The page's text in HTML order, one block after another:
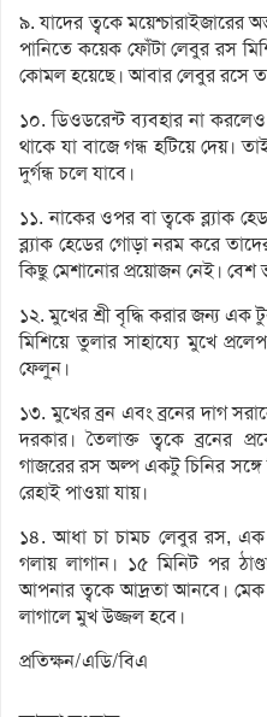
৯. যাদের ত্বকে ময়েশ্চারাইজারের
পানিতে কয়েক ফোঁটা লেবুর রস
কোমল হয়েছে। আবার লেবুর রসে
১০. ডিওডরেন্ট ব্যবহার না
থাকে যা বাজে গন্ধ হটিয়ে দেয়।
দুর্গন্ধ চলে যাবে।
১১. নাকের ওপর বা ত্বকে ব্ল্যাক
ব্ল্যাক হেডের গোড়া নরম করে
কিছু মেশানোর প্রয়োজন নেই। বেশ
১২. মুখের শ্রী বৃদ্ধি করার জন্য
মিশিয়ে তুলার সাহায্যে মুখে
ফেলু্ন।
১৩. মুখের ব্রন এবং ব্রনের দাগ
দরকার। তৈলাক্ত ত্বকে ব্রনের
গাজরের রস অল্প একটু চিনির
রেহাই পাওয়া যায়।
১৪. আধা চা চামচ লেবুর রস, এক
গলায় লাগান। ১৫ মিনিট পর
আপনার ত্বকে আদ্রতা আনবে।
লাগালে মুখ উজ্জল হবে।
প্রতিক্ষন/এডি/বিএ